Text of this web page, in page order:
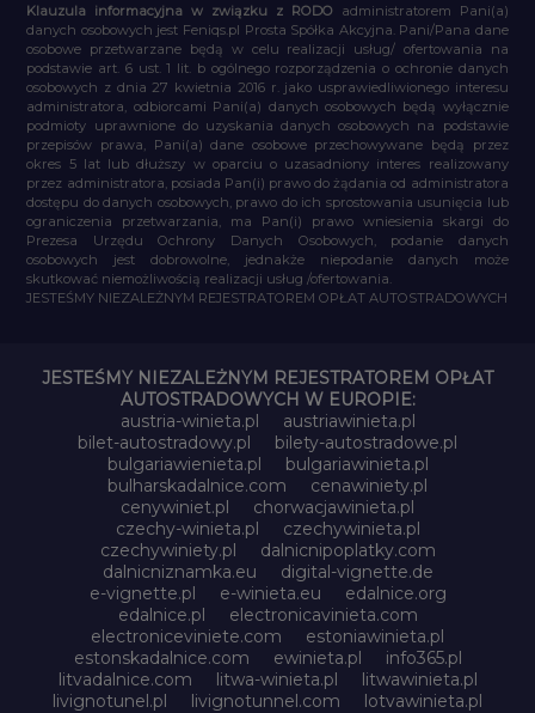
Klauzula informacyjna w związku z RODO administratorem Pani(a)
danych osobowych jest Feniqs.pl Prosta Spółka Akcyjna. Pani/Pana dane
osobowe przetwarzane będą w celu realizacji usług/ ofertowania na
podstawie art. 6 ust. 1 lit. b ogólnego rozporządzenia o ochronie danych
osobowych z dnia 27 kwietnia 2016 r. jako usprawiedliwionego interesu
administratora, odbiorcami Pani(a) danych osobowych będą wyłącznie
podmioty uprawnione do uzyskania danych osobowych na podstawie
przepisów prawa, Pani(a) dane osobowe przechowywane będą przez
okres 5 lat lub dłuższy w oparciu o uzasadniony interes realizowany
przez administratora, posiada Pan(i) prawo do żądania od administratora
dostępu do danych osobowych, prawo do ich sprostowania usunięcia lub
ograniczenia przetwarzania, ma Pan(i) prawo wniesienia skargi do
Prezesa Urzędu Ochrony Danych Osobowych, podanie danych
osobowych jest dobrowolne, jednakże niepodanie danych może
skutkować niemożliwością realizacji usług /ofertowania.
JESTEŚMY NIEZALEŻNYM REJESTRATOREM OPŁAT AUTOSTRADOWYCH
JESTEŚMY NIEZALEŻNYM REJESTRATOREM OPŁAT
AUTOSTRADOWYCH W EUROPIE:
austria-winieta.pl
austriawinieta.pl
bilet-autostradowy.pl
bilety-autostradowe.pl
bulgariawienieta.pl
bulgariawinieta.pl
bulharskadalnice.com
cenawiniety.pl
cenywiniet.pl
chorwacjawinieta.pl
czechy-winieta.pl
czechywinieta.pl
czechywiniety.pl
dalnicnipoplatky.com
dalnicniznamka.eu
digital-vignette.de
e-vignette.pl
e-winieta.eu
edalnice.org
edalnice.pl
electronicavinieta.com
electroniceviniete.com
estoniawinieta.pl
estonskadalnice.com
ewinieta.pl
info365.pl
litvadalnice.com
litwa-winieta.pl
litwawinieta.pl
livignotunel.pl
livignotunnel.com
lotvawinieta.pl